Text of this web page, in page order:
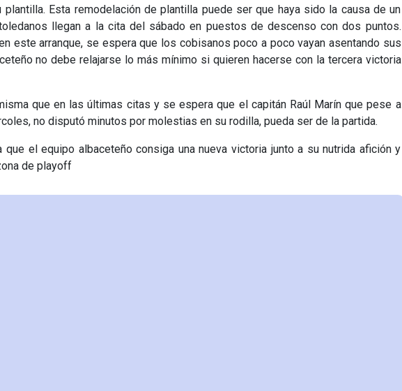
Esta remodelación de plantilla puede ser que haya sido la causa de un
llegan a la cita del sábado en puestos de descenso con dos puntos.
este arranque, se espera que los cobisanos poco a poco vayan asentando sus
no debe relajarse lo más mínimo si quieren hacerse con la tercera victoria
que en las últimas citas y se espera que el capitán Raúl Marín que pese a
no disputó minutos por molestias en su rodilla, pueda ser de la partida.
que el equipo albaceteño consiga una nueva victoria junto a su nutrida afición y
de playoff